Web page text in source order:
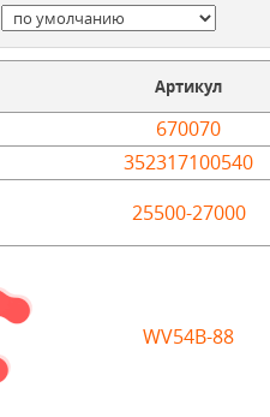
Артикул
670070
352317100540
25500-27000
WV54B-88